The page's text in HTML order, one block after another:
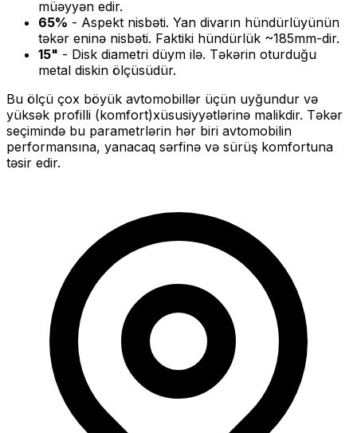
müəyyən edir.
65% - Aspekt nisbəti. Yan divarın hündürlüyünün
təkər eninə nisbəti. Faktiki hündürlük ~185mm-dir.
15" - Disk diametri düym ilə. Təkərin oturduğu
metal diskin ölçüsüdür.
Bu ölçü çox böyük avtomobillər üçün uyğundur və
yüksək profilli (komfort)xüsusiyyətlərinə malikdir. Təkər
seçimində bu parametrlərin hər biri avtomobilin
performansına, yanacaq sərfinə və sürüş komfortuna
təsir edir.